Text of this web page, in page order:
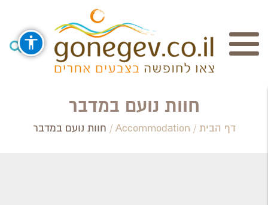
חיפוש
Search Category / Business
חוות נועם במדבר
דף הבית /
Accommodation
/ חוות נועם במדבר